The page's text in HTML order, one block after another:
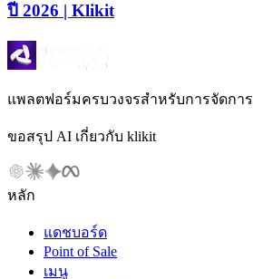
ปี 2026 | Klikit
แพลตฟอร์มครบวงจรสำหรับการจัดการ
ขอสรุป AI เกี่ยวกับ klikit
หลัก
แดชบอร์ด
Point of Sale
เมนู